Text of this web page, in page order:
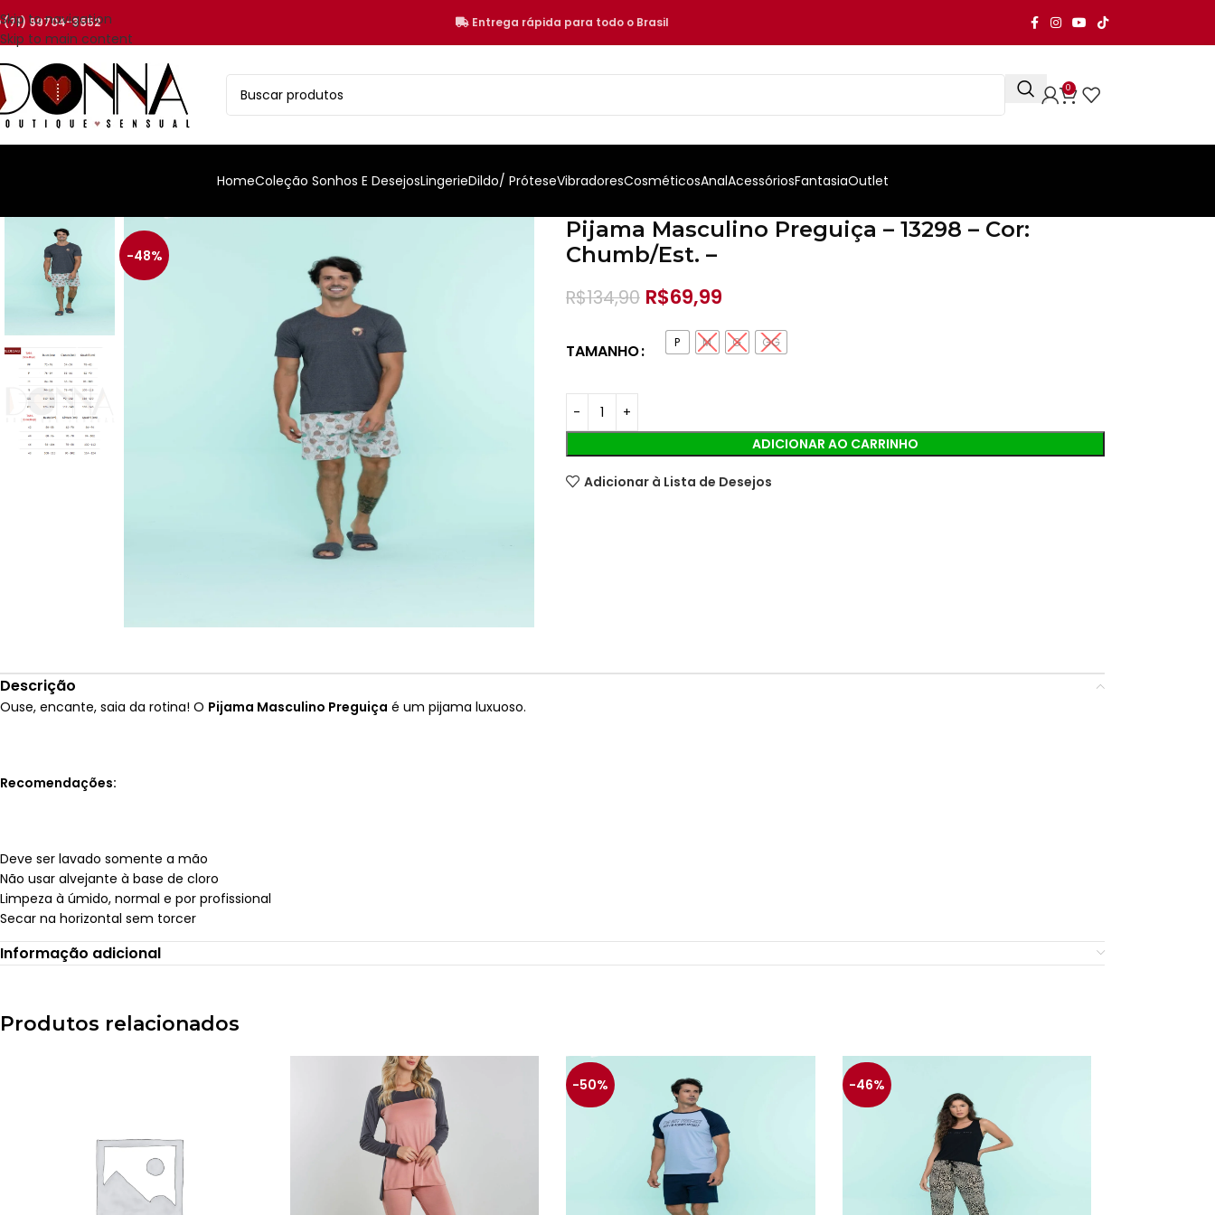
Skip to navigation
Skip to main content
(71) 99704-3552 Entrega rápida para todo o Brasil
0
HomeColeção Sonhos E DesejosLingerieDildo/ PróteseVibradoresCosméticosAnalAcessóriosFantasiaOutlet
-48%
Pijama Masculino Preguiça – 13298 – Cor:
Chumb/Est. –
R$134,90 R$69,99
TAMANHO P M G GG
ADICIONAR AO CARRINHO
Adicionar à Lista de Desejos
Descrição
Ouse, encante, saia da rotina! O Pijama Masculino Preguiça é um pijama luxuoso.
Recomendações:
Deve ser lavado somente a mão
Não usar alvejante à base de cloro
Limpeza à úmido, normal e por profissional
Secar na horizontal sem torcer
Passar a ferro quente no máximo 110º
Não limpar a seco
Verifique a tabela de medidas, antes de finalizar a sua compra.
Postagem após 01 dia útil da confirmação do pagamento. Imagem meramente ilustrativa (Pode ocorrer mudanças no design da renda)
Informação adicional
Produtos relacionados
-50% -46%